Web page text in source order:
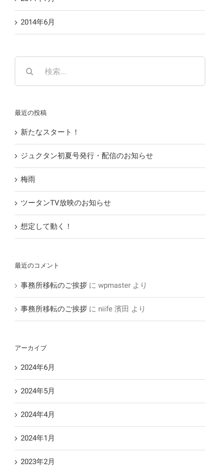
2014年6月
…
最近の投稿
新たなスタート！
ジュクタン初夏号発行・配信のお知らせ
梅雨
ツータンTV放映のお知らせ
想定して動く！
最近のコメント
事務所移転のご挨拶 に wpmaster より
事務所移転のご挨拶 に niife 濱田 より
アーカイブ
2024年6月
2024年5月
2024年4月
2024年1月
2023年2月